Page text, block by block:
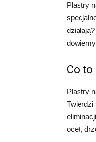
Plastry
Co to
Plastry
Twierdzi
ocet,